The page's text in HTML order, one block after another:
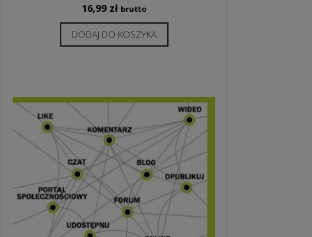
16,99 zł brutto
DODAJ DO KOSZYKA